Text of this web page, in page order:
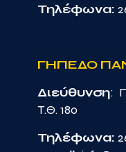
Τηλέφωνα:
ΓΗΠΕΔΟ
Διεύθυνση:
Τ.Θ. 180
Τηλέφωνα: